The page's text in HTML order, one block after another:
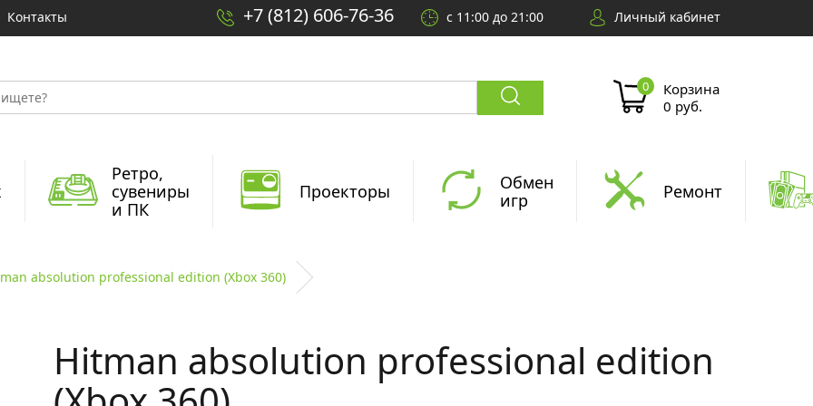
Контакты +7 (812) 606-76-36 с 11:00 до 21:00 Личный кабинет
Корзина
0 руб.
Ретро,
сувениры
и ПК
Проекторы
Обмен
игр
Ремонт
absolution professional edition (Xbox 360)
Hitman absolution professional edition